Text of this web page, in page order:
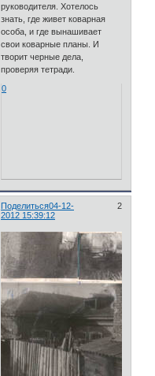
руководителя. Хотелось
знать, где живет коварная
особа, и где вынашивает
свои коварные планы. И
творит черные дела,
проверяя тетради.
0
Поделиться 2
04-12-
2012 15:39:12